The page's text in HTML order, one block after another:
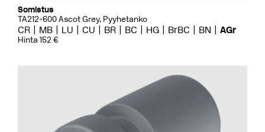
Somistus
TA212-600 Ascot Grey, Pyyhetanko
CR MB LU CU BR BC HG BrBC BN AGr
Hinta 152 €